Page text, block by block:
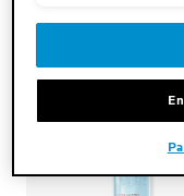
ACHETER EN